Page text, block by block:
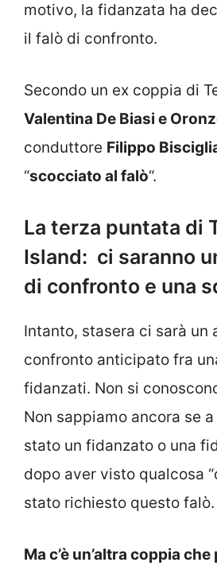
motivo, la fidanzata ha
il falò di confronto.
Secondo un ex coppia di
Valentina De Biasi e
conduttore Filippo
“scocciato al falò“.
La terza puntata di
Island: ci saranno
di confronto e una
Intanto, stasera ci sarà un
confronto anticipato fra
fidanzati. Non si
Non sappiamo ancora se
stato un fidanzato o una
dopo aver visto qualcosa
stato richiesto questo falò.
Ma c’è un’altra coppia